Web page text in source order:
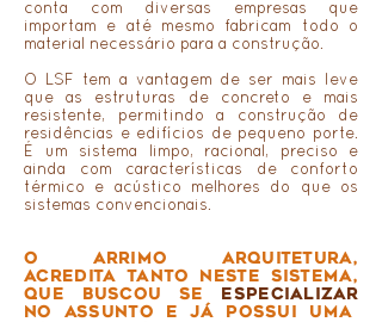
conta com diversas empresas que
importam e até mesmo fabricam todo o
material necessário para a construção.
O LSF tem a vantagem de ser mais leve
que as estruturas de concreto e mais
resistente, permitindo a construção de
residências e edifícios de pequeno porte.
É um sistema limpo, racional, preciso e
ainda com características de conforto
térmico e acústico melhores do que os
sistemas convencionais.
O Arrimo arquitetura,
acredita tanto neste sistema,
que buscou se
especializar
no assunto e já possui uma